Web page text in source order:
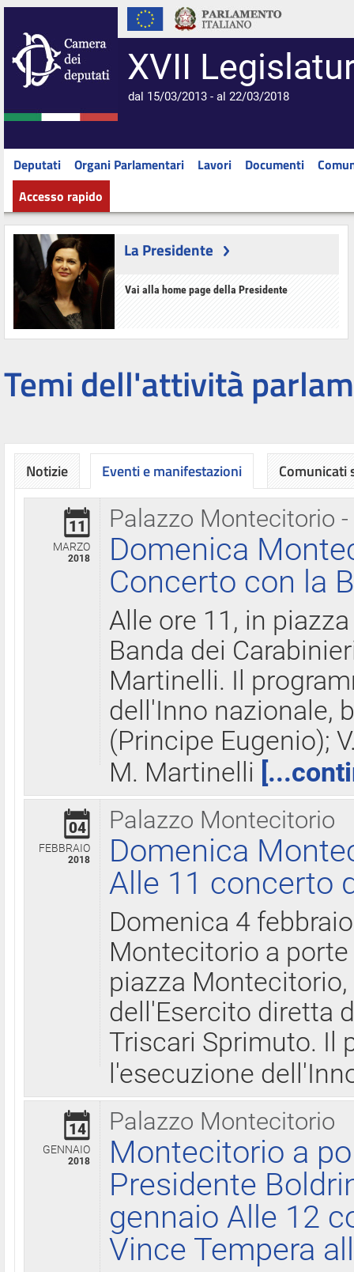
XVII
dal 15/03/2013 - al 22/03/2018
Deputati Organi Parlamentari Lavori Documenti
Accesso rapido
La Presidente
Vai alla home page della Presidente
Temi dell'attività
Notizie Eventi e manifestazioni
Palazzo Montecitorio
11
MARZO
2018
Domenica
Concerto con la
Alle ore 11, in
Banda dei
Martinelli. Il
dell'Inno nazionale,
(Principe Eugenio);
M. Martinelli
Palazzo Montecitorio
04
FEBBRAIO
2018
Domenica
Alle 11 concerto
Domenica 4
Montecitorio a
piazza
dell'Esercito diretta
Triscari Sprimuto. Il
l'esecuzione
Palazzo Montecitorio
14
GENNAIO
2018
Montecitorio a
Presidente
gennaio Alle 12
Vince Tempera
Comunicati